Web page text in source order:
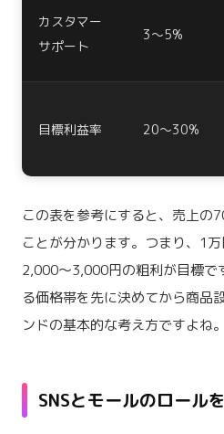
カスタマー
サポート
3〜5%
目標利益率 20〜30%
この表を参考にすると、売上の
ことが分かります。つまり、1
2,000〜3,000円の粗利が目標で
る価格帯を先に決めてから商品
ンドの基本的な考え方ですよね。
SNSとモールのロール